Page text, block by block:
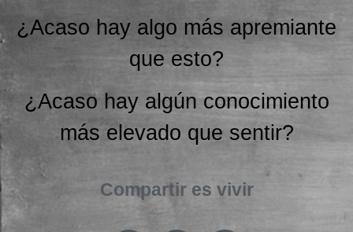
¿Acaso hay algo más apremiante
que esto?
¿Acaso hay algún conocimiento
más elevado que sentir?
Compartir es vivir